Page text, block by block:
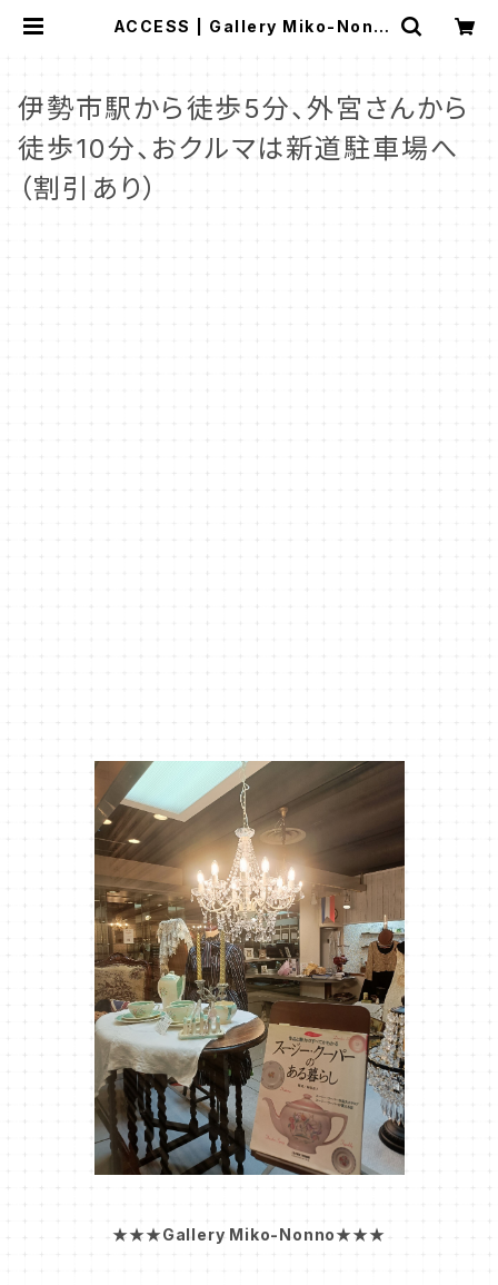
ACCESS | Gallery Miko-Nonn
伊勢市駅から徒歩5分、外宮さんから
徒歩10分、おクルマは新道駐車場へ
（割引あり）
★★★Gallery Miko-Nonno★★★